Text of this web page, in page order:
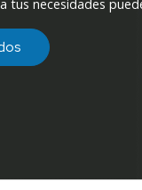
tus necesidades